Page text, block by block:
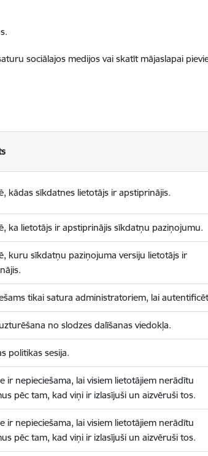
sociālajos medijos vai skatīt mājaslapai
kādas sīkdatnes lietotājs ir apstiprinājis.
ka lietotājs ir apstiprinājis sīkdatņu paziņojumu.
kuru sīkdatņu paziņojuma versiju lietotājs ir
tikai satura administratoriem, lai
no slodzes dalīšanas viedokļa.
politikas sesija.
ir nepieciešama, lai visiem lietotājiem nerādītu
pēc tam, kad viņi ir izlasījuši un aizvēruši tos.
ir nepieciešama, lai visiem lietotājiem nerādītu
pēc tam, kad viņi ir izlasījuši un aizvēruši tos.